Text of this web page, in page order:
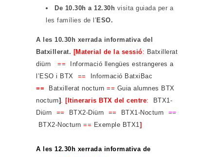
De 10.30h a 12.30h visita guiada per a
les famílies de l’ ESO.
A les 10.30h xerrada informativa del
Batxillerat. [Material de la sessió: Batxillerat
diürn
==
Informació llengües estrangeres a
l’ESO i BTX
==
Informació BatxiBac
==
Batxillerat nocturn == Guia alumnes BTX
nocturn] . [Itineraris BTX del centre:
BTX1-
Diürn == BTX2-Diürn == BTX1-Nocturn ==
BTX2-Nocturn == Exemple BTX1]
A les 12.30h xerrada informativa de